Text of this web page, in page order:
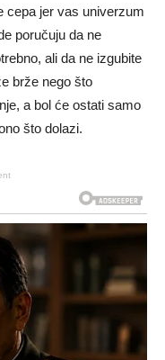
cepa jer vas univerzum
poručuju da ne
ali da ne izgubite
brže nego što
a bol će ostati samo
što dolazi.